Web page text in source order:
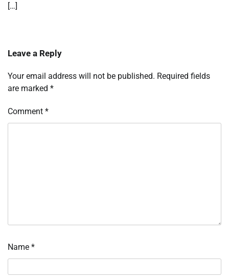
[…]
Leave a Reply
Your email address will not be published. Required fields
are marked *
Comment *
Name *